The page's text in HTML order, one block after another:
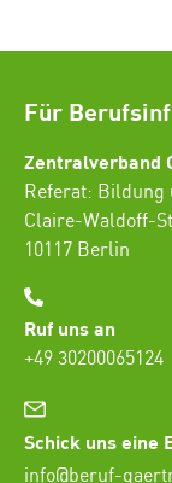
Für
Zentralverband
Referat: Bildung
Claire-Waldoff-
10117 Berlin
Ruf uns an
+49 30200065124
Schick uns eine
info@beruf-